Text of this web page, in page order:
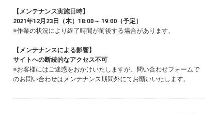
【メンテナンス実施日時】
2021年12月23日（木）18:00～ 19:00（予定）
※作業の状況により終了時間が前後する場合があります。
【メンテナンスによる影響】
サイトへの断続的なアクセス不可
※お客様にはご迷惑をおかけいたしますが、問い合わせフォームで
のお問い合わせはメンテナンス期間外にてお願いいたします。